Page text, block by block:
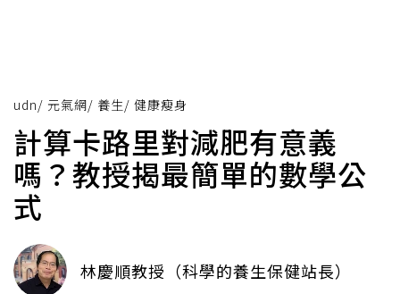
udn/ 元氣網/ 養生/ 健康瘦身
計算卡路里對減肥有意義
嗎？教授揭最簡單的數學公
式
林慶順教授（科學的養生保健站長）